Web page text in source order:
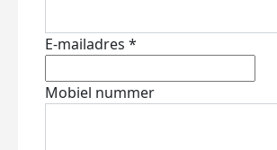
E-mailadres *
Mobiel nummer